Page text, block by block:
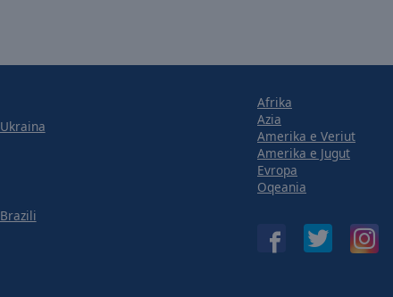
Ukraina
Brazili
Afrika
Azia
Amerika e Veriut
Amerika e Jugut
Evropa
Oqeania